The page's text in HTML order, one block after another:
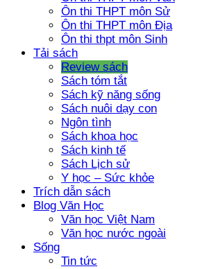
Ôn thi THPT môn Sử
Ôn thi THPT môn Địa
Ôn thi thpt môn Sinh
Tải sách
Review sách
Sách tóm tắt
Sách kỹ năng sống
Sách nuôi dạy con
Ngôn tình
Sách khoa học
Sách kinh tế
Sách Lịch sử
Y học – Sức khỏe
Trích dẫn sách
Blog Văn Học
Văn học Việt Nam
Văn học nước ngoài
Sống
Tin tức